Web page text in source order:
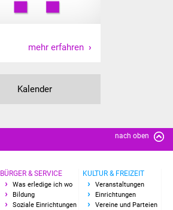
Tourismus
Schwäbischer Albtrauf
mehr erfahren
Kalender
nach oben
BÜRGER & SERVICE
Was erledige ich wo
Bildung
Soziale Einrichtungen
KULTUR & FREIZEIT
Veranstaltungen
Einrichtungen
Vereine und Parteien